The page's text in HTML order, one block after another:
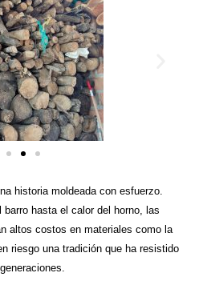
historia moldeada con esfuerzo.
barro hasta el calor del horno, las
altos costos en materiales como la
riesgo una tradición que ha resistido